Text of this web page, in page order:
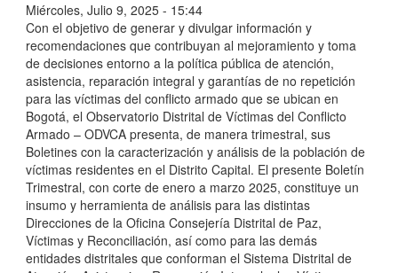
Miércoles, Julio 9, 2025 - 15:44
Con el objetivo de generar y divulgar información y
recomendaciones que contribuyan al mejoramiento y toma
de decisiones entorno a la política pública de atención,
asistencia, reparación integral y garantías de no repetición
para las víctimas del conflicto armado que se ubican en
Bogotá, el Observatorio Distrital de Víctimas del Conflicto
Armado – ODVCA presenta, de manera trimestral, sus
Boletines con la caracterización y análisis de la población de
víctimas residentes en el Distrito Capital. El presente Boletín
Trimestral, con corte de enero a marzo 2025, constituye un
insumo y herramienta de análisis para las distintas
Direcciones de la Oficina Consejería Distrital de Paz,
Víctimas y Reconciliación, así como para las demás
entidades distritales que conforman el Sistema Distrital de